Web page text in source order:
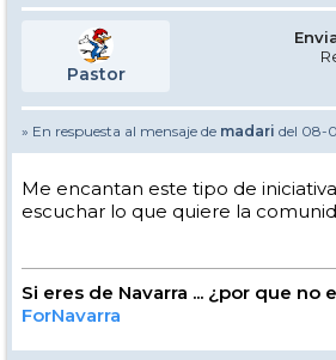
Pastor
» En respuesta al mensaje de madari del 08-
Me encantan este tipo de
escuchar lo que quiere la
Si eres de Navarra ... ¿por que no
ForNavarra